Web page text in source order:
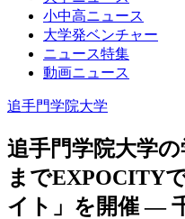
小中高ニュース
大学発ベンチャー
ニュース特集
動画ニュース
追手門学院大学
追手門学院大学の
までEXPOCITY
イト」を開催 —